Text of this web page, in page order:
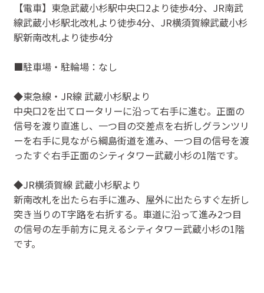
【電車】東急武蔵小杉駅中央口2より徒歩4分、JR南武
線武蔵小杉駅北改札より徒歩4分、JR横須賀線武蔵小杉
駅新南改札より徒歩4分
■駐車場・駐輪場：なし
◆東急線・JR線 武蔵小杉駅より
中央口2を出てロータリーに沿って右手に進む。正面の
信号を渡り直進し、一つ目の交差点を右折しグランツリ
ーを右手に見ながら綱島街道を進み、一つ目の信号を渡
ったすぐ右手正面のシティタワー武蔵小杉の1階です。
◆JR横須賀線 武蔵小杉駅より
新南改札を出たら右手に進み、屋外に出たらすぐ左折し
突き当りのT字路を右折する。車道に沿って進み2つ目
の信号の左手前方に見えるシティタワー武蔵小杉の1階
です。